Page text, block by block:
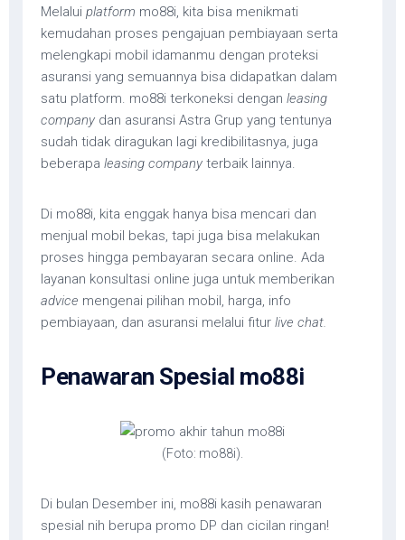
Melalui platform mo88i, kita bisa menikmati
kemudahan proses pengajuan pembiayaan serta
melengkapi mobil idamanmu dengan proteksi
asuransi yang semuannya bisa didapatkan dalam
satu platform. mo88i terkoneksi dengan leasing
company dan asuransi Astra Grup yang tentunya
sudah tidak diragukan lagi kredibilitasnya, juga
beberapa leasing company terbaik lainnya.
Di mo88i, kita enggak hanya bisa mencari dan
menjual mobil bekas, tapi juga bisa melakukan
proses hingga pembayaran secara online. Ada
layanan konsultasi online juga untuk memberikan
advice mengenai pilihan mobil, harga, info
pembiayaan, dan asuransi melalui fitur live chat.
Penawaran Spesial mo88i
(Foto: mo88i).
Di bulan Desember ini, mo88i kasih penawaran
spesial nih berupa promo DP dan cicilan ringan!